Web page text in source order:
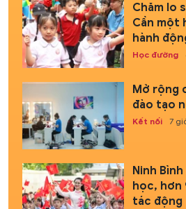
Chăm lo
Cần một
hành
Học đường
Mở rộng
đào tạo
Kết nối 7
Ninh
học, hơn
tác động